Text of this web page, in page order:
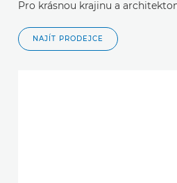
Pro krásnou krajinu a
NAJÍT PRODEJCE